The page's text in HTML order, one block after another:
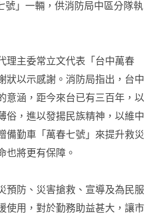
號」一輛，供消防局中區分隊執
理主委常立文代表「台中萬春
狀以示感謝。消防局指出，台中
意涵，距今來台已有三百年，以
俗，進以發揚民族精神，以維中
備勤車「萬春七號」來提升救災
也將更有保障。
預防、災害搶救、宣導及為民服
使用，對於勤務助益甚大，讓市